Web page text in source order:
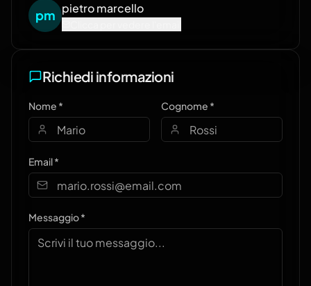
pm pietromarcello
Richiedi informazioni
Nome * Cognome *
Email *
Messaggio *